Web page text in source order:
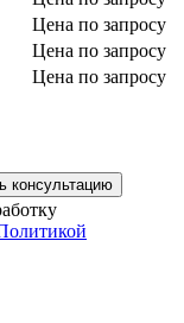
Цена по запросу
Цена по запросу
Цена по запросу
консультацию